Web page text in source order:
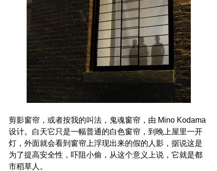
剪影窗帘，或者按我的叫法，鬼魂窗帘，由 Mino Kodama
设计。白天它只是一幅普通的白色窗帘，到晚上屋里一开
灯，外面就会看到窗帘上浮现出来的假的人影，据说这是
为了提高安全性，吓阻小偷，从这个意义上说，它就是都
市稻草人。